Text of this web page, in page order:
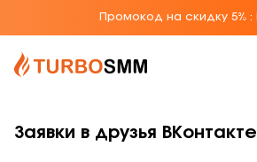
Промокод на скидку 5% :
Заявки в друзья ВКонтакте